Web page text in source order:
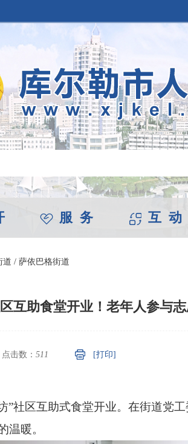
服 务 互 动
道 / 萨依巴格街道
互助食堂开业！老年人参与
点击数： 511 [打印]
”社区互助式食堂开业。在街道党
温暖。